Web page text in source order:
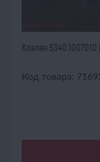
Клапан
Код товара: